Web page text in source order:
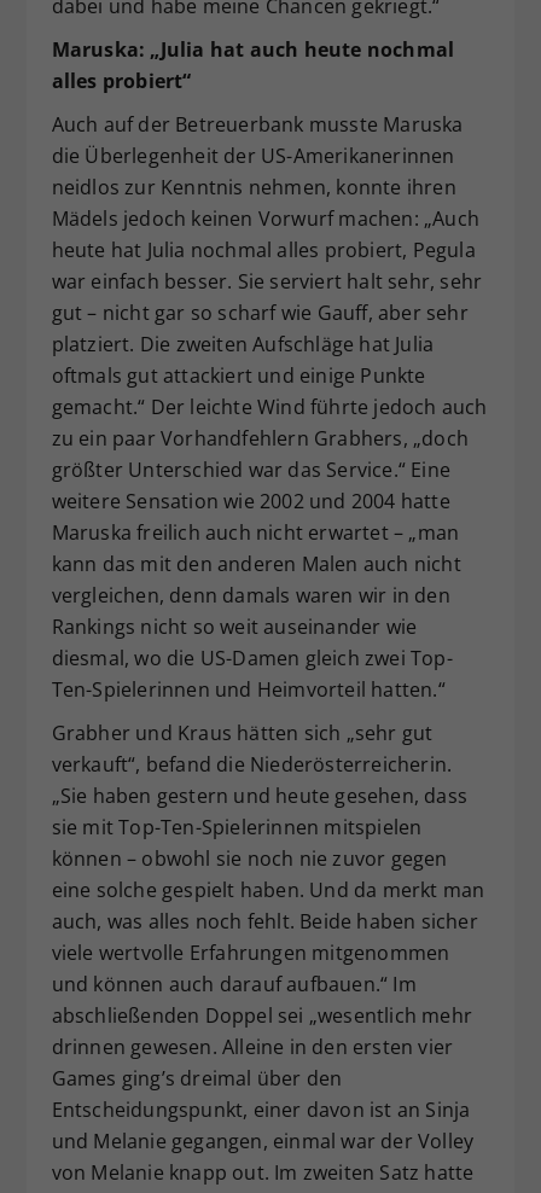
dabei und habe meine Chancen gekriegt.“
Maruska: „Julia hat auch heute nochmal
alles probiert“
Auch auf der Betreuerbank musste Maruska
die Überlegenheit der US-Amerikanerinnen
neidlos zur Kenntnis nehmen, konnte ihren
Mädels jedoch keinen Vorwurf machen: „Auch
heute hat Julia nochmal alles probiert, Pegula
war einfach besser. Sie serviert halt sehr, sehr
gut – nicht gar so scharf wie Gauff, aber sehr
platziert. Die zweiten Aufschläge hat Julia
oftmals gut attackiert und einige Punkte
gemacht.“ Der leichte Wind führte jedoch auch
zu ein paar Vorhandfehlern Grabhers, „doch
größter Unterschied war das Service.“ Eine
weitere Sensation wie 2002 und 2004 hatte
Maruska freilich auch nicht erwartet – „man
kann das mit den anderen Malen auch nicht
vergleichen, denn damals waren wir in den
Rankings nicht so weit auseinander wie
diesmal, wo die US-Damen gleich zwei Top-
Ten-Spielerinnen und Heimvorteil hatten.“
Grabher und Kraus hätten sich „sehr gut
verkauft“, befand die Niederösterreicherin.
„Sie haben gestern und heute gesehen, dass
sie mit Top-Ten-Spielerinnen mitspielen
können – obwohl sie noch nie zuvor gegen
eine solche gespielt haben. Und da merkt man
auch, was alles noch fehlt. Beide haben sicher
viele wertvolle Erfahrungen mitgenommen
und können auch darauf aufbauen.“ Im
abschließenden Doppel sei „wesentlich mehr
drinnen gewesen. Alleine in den ersten vier
Games ging’s dreimal über den
Entscheidungspunkt, einer davon ist an Sinja
und Melanie gegangen, einmal war der Volley
von Melanie knapp out. Im zweiten Satz hatte